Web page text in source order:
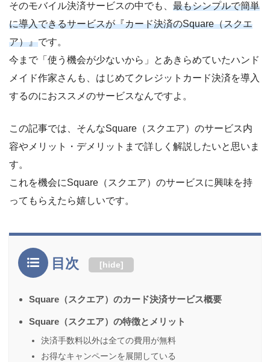
そのモバイル決済サービスの中でも、 最もシンプルで簡単
に導入できるサービスが『カード決済のSquare（スクエ
ア）』です。
今まで「使う機会が少ないから」とあきらめていたハンド
メイド作家さんも、はじめてクレジットカード決済を導入
するのにおススメのサービスなんですよ。
この記事では、そんなSquare（スクエア）のサービス内
容やメリット・デメリットまで詳しく解説したいと思いま
す。
これを機会にSquare（スクエア）のサービスに興味を持
ってもらえたら嬉しいです。
目次 [hide]
Square（スクエア）のカード決済サービス概要
Square（スクエア）の特徴とメリット
決済手数料以外は全ての費用が無料
お得なキャンペーンを展開している